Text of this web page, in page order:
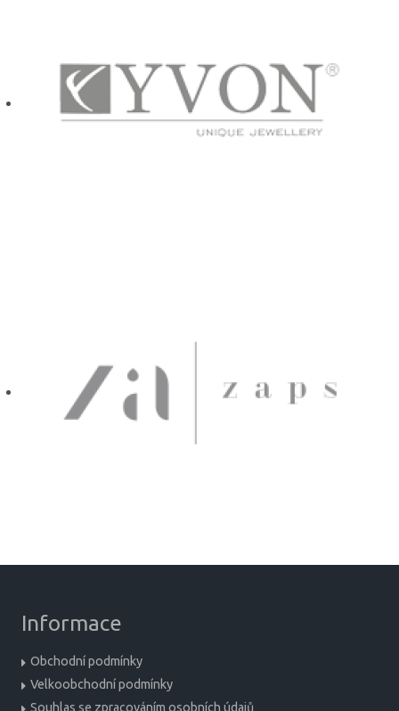
Informace
Obchodní podmínky
Velkoobchodní podmínky
Souhlas se zpracováním osobních údajů